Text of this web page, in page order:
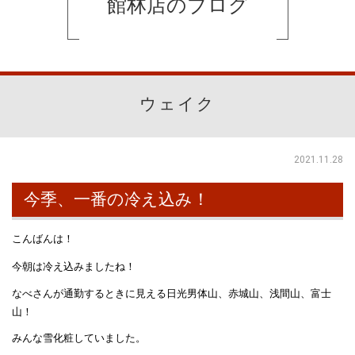
館林店のブログ
ウェイク
2021.11.28
今季、一番の冷え込み！
こんばんは！
今朝は冷え込みましたね！
なべさんが通勤するときに見える日光男体山、赤城山、浅間山、富士
山！
みんな雪化粧していました。